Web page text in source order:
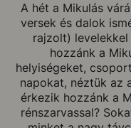
A hét a Mikulás
versek és dalok
rajzolt)
hozzánk a
helyiségeket,
napokat, néztük az
érkezik hozzánk a
rénszarvassal?